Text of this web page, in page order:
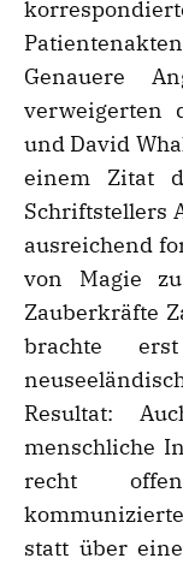
Genauere
verweigerten
und David
einem Zitat
Schriftstellers
ausreichend
von Magie
Zauberkräfte
brachte
Resultat:
menschliche
recht
statt über